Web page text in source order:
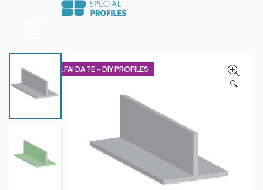
🔍
PROFILI PER IL FAI DA TE – DIY PROFILES